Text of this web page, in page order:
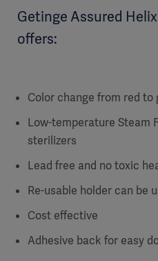
Getinge Assured
offers:
Color change from red to
Low-temperature Steam
sterilizers
Lead free and no toxic
Re-usable holder can be
Cost effective
Adhesive back for easy